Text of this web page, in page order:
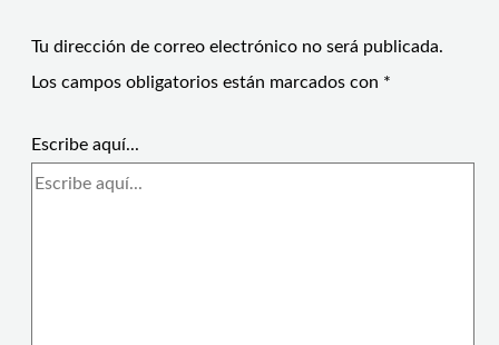
Tu dirección de correo electrónico no será publicada.
Los campos obligatorios están marcados con *
Escribe aquí...